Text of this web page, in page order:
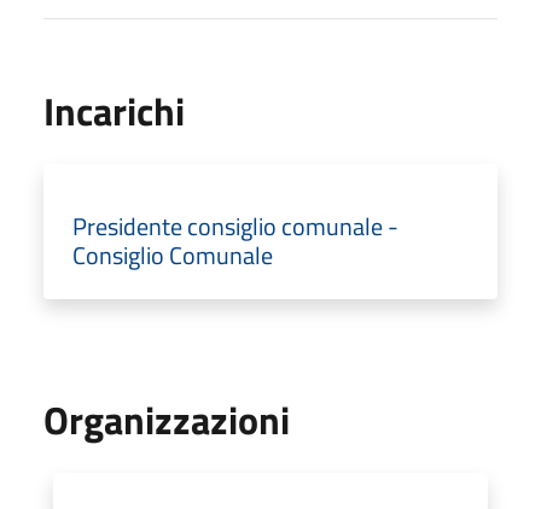
Incarichi
Presidente consiglio comunale -
Consiglio Comunale
Organizzazioni